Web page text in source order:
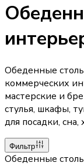
Обеденные
коммерческих
мастерские и
стулья, шкафы,
для посадки,
Фильтр
Обеденные